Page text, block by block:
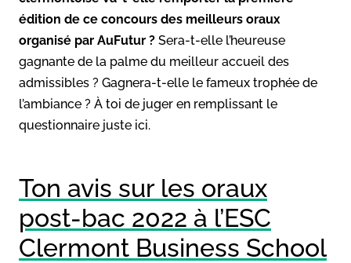
édition de ce concours des meilleurs oraux
organisé par AuFutur ? Sera-t-elle l’heureuse
gagnante de la palme du meilleur accueil des
admissibles ? Gagnera-t-elle le fameux trophée de
l’ambiance ? À toi de juger en remplissant le
questionnaire juste ici.
Ton avis sur les oraux
post-bac 2022 à l’ESC
Clermont Business School